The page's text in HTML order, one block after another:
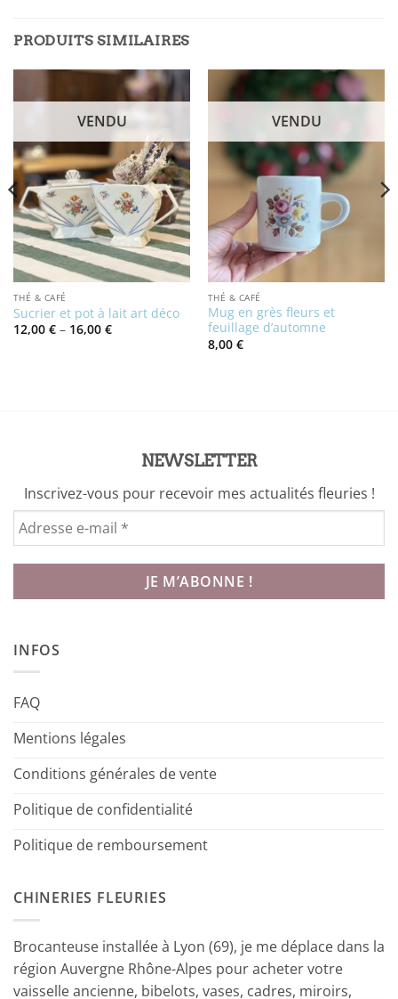
PRODUITS SIMILAIRES
VENDU
THÉ & CAFÉ
Sucrier et pot à lait art déco
12,00 € – 16,00 €Price
VENDU
THÉ & CAFÉ
Mug en grès fleurs et
feuillage d’automne
8,00 €
NEWSLETTER
Inscrivez-vous pour recevoir mes actualités fleuries !
INFOS
FAQ
Mentions légales
Conditions générales de vente
Politique de confidentialité
Politique de remboursement
CHINERIES FLEURIES
Brocanteuse installée à Lyon (69), je me déplace dans la
région Auvergne Rhône-Alpes pour acheter votre
vaisselle ancienne, bibelots, vases, cadres, miroirs,